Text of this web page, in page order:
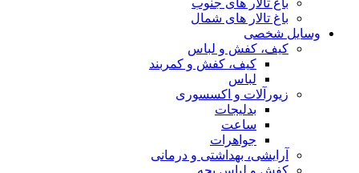
باغ تالار های جنوب
باغ تالار های شمال
وسایل شخصی
کیف، کفش و لباس
کیف، کفش و کمربند
لباس
زیورآلات و اکسسوری
بدلیجات
ساعت
جواهرات
آرایشی، بهداشتی و درمانی